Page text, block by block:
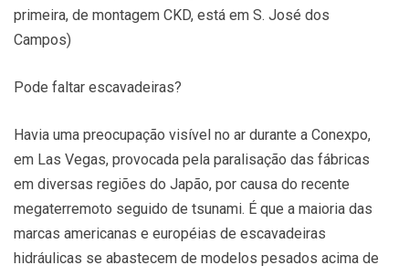
primeira, de montagem CKD, está em S. José dos
Campos)
Pode faltar escavadeiras?
Havia uma preocupação visível no ar durante a Conexpo,
em Las Vegas, provocada pela paralisação das fábricas
em diversas regiões do Japão, por causa do recente
megaterremoto seguido de tsunami. É que a maioria das
marcas americanas e européias de escavadeiras
hidráulicas se abastecem de modelos pesados acima de